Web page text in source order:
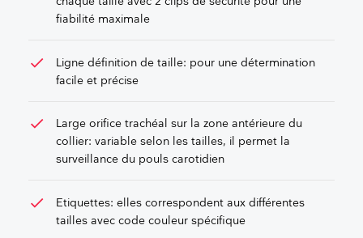
fiabilité maximale
check
Ligne définition de taille: pour une détermination
facile et précise
check
Large orifice trachéal sur la zone antérieure du
collier: variable selon les tailles, il permet la
surveillance du pouls carotidien
check
Etiquettes: elles correspondent aux différentes
tailles avec code couleur spécifique